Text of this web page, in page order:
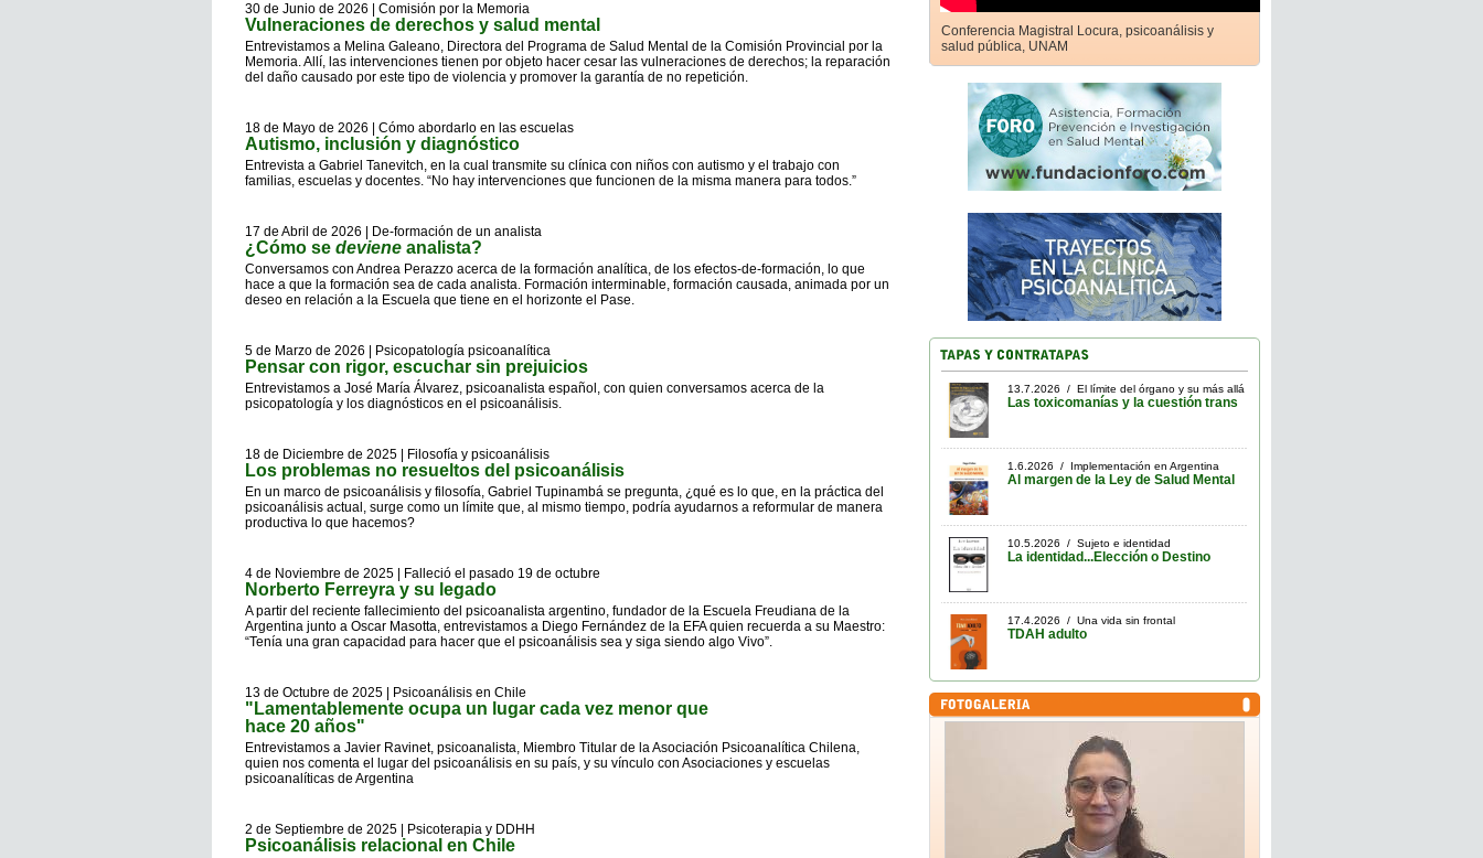
30 de Junio de 2026 | Comisión por la Memoria
Vulneraciones de derechos y salud mental
Entrevistamos a Melina Galeano, Directora del Programa de Salud Mental de la Comisión Provincial por la
Memoria. Allí, las intervenciones tienen por objeto hacer cesar las vulneraciones de derechos; la reparación
del daño causado por este tipo de violencia y promover la garantía de no repetición.
18 de Mayo de 2026 | Cómo abordarlo en las escuelas
Autismo, inclusión y diagnóstico
Entrevista a Gabriel Tanevitch, en la cual transmite su clínica con niños con autismo y el trabajo con
familias, escuelas y docentes. “No hay intervenciones que funcionen de la misma manera para todos.”
17 de Abril de 2026 | De-formación de un analista
¿Cómo se deviene analista?
Conversamos con Andrea Perazzo acerca de la formación analítica, de los efectos-de-formación, lo que
hace a que la formación sea de cada analista. Formación interminable, formación causada, animada por un
deseo en relación a la Escuela que tiene en el horizonte el Pase.
5 de Marzo de 2026 | Psicopatología psicoanalítica
Pensar con rigor, escuchar sin prejuicios
Entrevistamos a José María Álvarez, psicoanalista español, con quien conversamos acerca de la
psicopatología y los diagnósticos en el psicoanálisis.
18 de Diciembre de 2025 | Filosofía y psicoanálisis
Los problemas no resueltos del psicoanálisis
En un marco de psicoanálisis y filosofía, Gabriel Tupinambá se pregunta, ¿qué es lo que, en la práctica del
psicoanálisis actual, surge como un límite que, al mismo tiempo, podría ayudarnos a reformular de manera
productiva lo que hacemos?
4 de Noviembre de 2025 | Falleció el pasado 19 de octubre
Norberto Ferreyra y su legado
A partir del reciente fallecimiento del psicoanalista argentino, fundador de la Escuela Freudiana de la
Argentina junto a Oscar Masotta, entrevistamos a Diego Fernández de la EFA quien recuerda a su Maestro:
“Tenía una gran capacidad para hacer que el psicoanálisis sea y siga siendo algo Vivo”.
13 de Octubre de 2025 | Psicoanálisis en Chile
"Lamentablemente ocupa un lugar cada vez menor que
hace 20 años"
Entrevistamos a Javier Ravinet, psicoanalista, Miembro Titular de la Asociación Psicoanalítica Chilena,
quien nos comenta el lugar del psicoanálisis en su país, y su vínculo con Asociaciones y escuelas
psicoanalíticas de Argentina
2 de Septiembre de 2025 | Psicoterapia y DDHH
Psicoanálisis relacional en Chile
Conferencia Magistral Locura, psicoanálisis y
salud pública, UNAM
13.7.2026 / El límite del órgano y su más allá
Las toxicomanías y la cuestión trans
1.6.2026 / Implementación en Argentina
Al margen de la Ley de Salud Mental
10.5.2026 / Sujeto e identidad
La identidad...Elección o Destino
17.4.2026 / Una vida sin frontal
TDAH adulto